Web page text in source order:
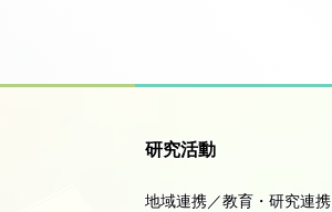
研究活動
地域連携／教育・研究連携